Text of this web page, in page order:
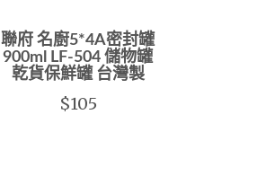
聯府 名廚5*4A密封罐
900ml LF-504 儲物罐
乾貨保鮮罐 台灣製
$105